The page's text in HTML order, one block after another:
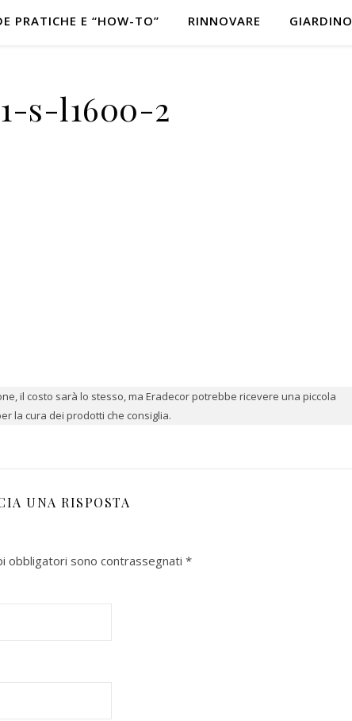
PRATICHE E “HOW-TO” RINNOVARE GIARDINO
s-l1600-2
il costo sarà lo stesso, ma Eradecor potrebbe ricevere una piccola
la cura dei prodotti che consiglia.
UNA RISPOSTA
obbligatori sono contrassegnati *